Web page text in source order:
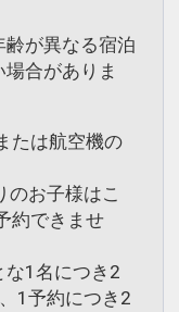
が異なる宿泊
合がありま
たは航空機の
のお子様はこ
約できませ
な1名につき2
1予約につき2